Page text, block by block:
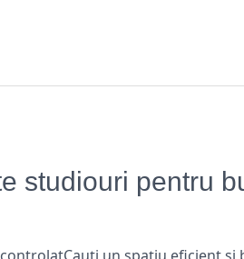
studiouri pentru